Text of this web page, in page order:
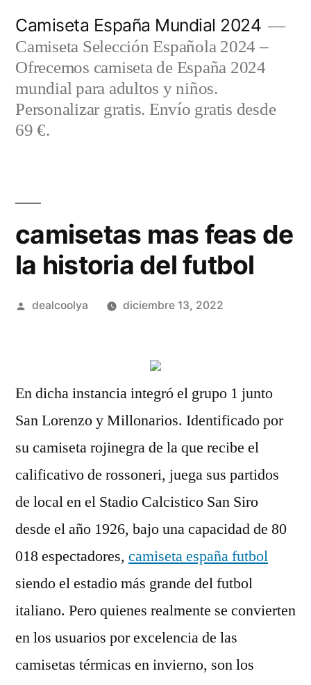
contenido
Camiseta España Mundial 2024
Camiseta Selección Española 2024 –
Ofrecemos camiseta de España 2024
mundial para adultos y niños.
Personalizar gratis. Envío gratis desde
69 €.
camisetas mas feas de
la historia del futbol
Publicado
dealcoolya diciembre 13, 2022
En dicha instancia integró el grupo 1 junto
San Lorenzo y Millonarios. Identificado por
su camiseta rojinegra de la que recibe el
calificativo de rossoneri, juega sus partidos
de local en el Stadio Calcistico San Siro
desde el año 1926, bajo una capacidad de 80
018 espectadores, camiseta españa futbol
siendo el estadio más grande del futbol
italiano. Pero quienes realmente se convierten
en los usuarios por excelencia de las
camisetas térmicas en invierno, son los